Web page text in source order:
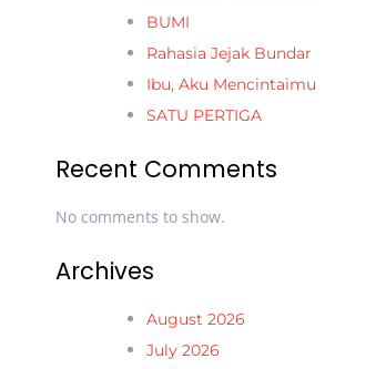
BUMI
Rahasia Jejak Bundar
Ibu, Aku Mencintaimu
SATU PERTIGA
Recent Comments
No comments to show.
Archives
August 2026
July 2026